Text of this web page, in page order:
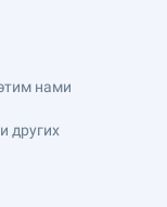
нами
других